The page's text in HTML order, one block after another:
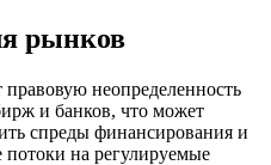
рынков
неопределенность
и банков, что может
спреды финансирования и
на регулируемые